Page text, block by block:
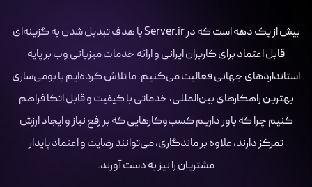
بیش از یک دهه است که در Server.ir با هدف تبدیل شدن به گزینه‌ای
قابل اعتماد برای کاربران ایرانی و ارائه خدمات میزبانی وب بر پایه
استانداردهای جهانی فعالیت می‌کنیم. ما تلاش کرده‌ایم با بومی‌سازی
بهترین راهکارهای بین‌المللی، خدماتی با کیفیت و قابل اتکا فراهم
کنیم چرا که باور داریم کسب‌وکارهایی که بر رفع نیاز و ایجاد ارزش
تمرکز دارند، علاوه بر ماندگاری، می‌توانند رضایت و اعتماد پایدار
مشتریان را نیز به دست آورند.